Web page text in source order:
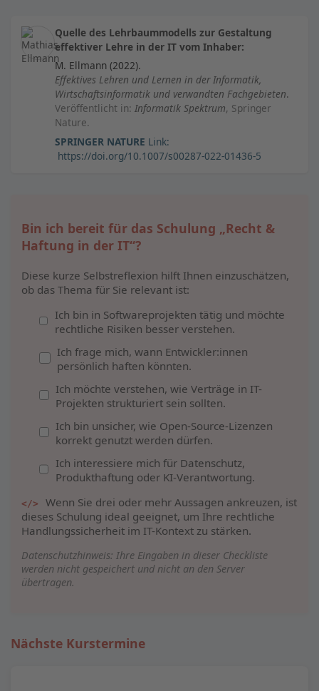
Quelle des Lehrbaummodells zur Gestaltung
effektiver Lehre in der IT vom Inhaber:
M. Ellmann (2022).
Effektives Lehren und Lernen in der Informatik,
Wirtschaftsinformatik und verwandten Fachgebieten.
Veröffentlicht in: Informatik Spektrum, Springer
Nature.
SPRINGER NATURE Link:
https://doi.org/10.1007/s00287-022-01436-5
Bin ich bereit für das Schulung „Recht &
Haftung in der IT“?
Diese kurze Selbstreflexion hilft Ihnen einzuschätzen,
ob das Thema für Sie relevant ist:
Ich bin in Softwareprojekten tätig und möchte
rechtliche Risiken besser verstehen.
Ich frage mich, wann Entwickler:innen
persönlich haften könnten.
Ich möchte verstehen, wie Verträge in IT-
Projekten strukturiert sein sollten.
Ich bin unsicher, wie Open-Source-Lizenzen
korrekt genutzt werden dürfen.
Ich interessiere mich für Datenschutz,
Produkthaftung oder KI-Verantwortung.
</>
Wenn Sie drei oder mehr Aussagen ankreuzen, ist
dieses Schulung ideal geeignet, um Ihre rechtliche
Handlungssicherheit im IT-Kontext zu stärken.
Datenschutzhinweis: Ihre Eingaben in dieser Checkliste
werden nicht gespeichert und nicht an den Server
übertragen.
Nächste Kurstermine